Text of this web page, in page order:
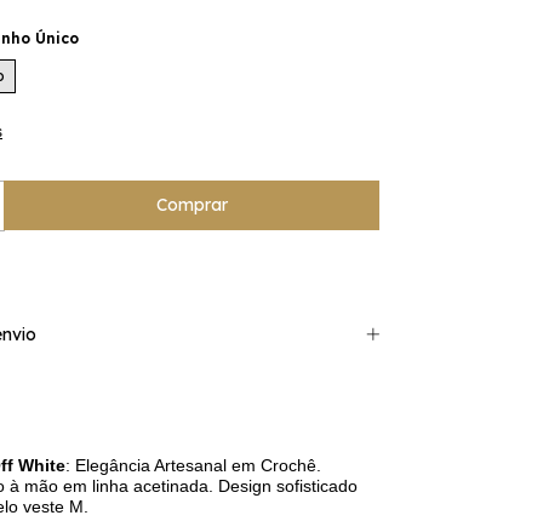
Único
White: Elegância Artesanal em Crochê.
à mão em linha acetinada. Design sofisticado
veste M.